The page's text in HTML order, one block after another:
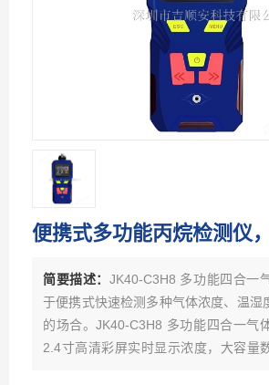
便携式多功能丙烷检测仪
简要描述： JK40-C3H8 多功能四合一
于便携式快速检测多种气体浓度、温湿
的场合。JK40-C3H8 多功能四合一气
2.4寸高清彩屏实时显示浓度，大容量